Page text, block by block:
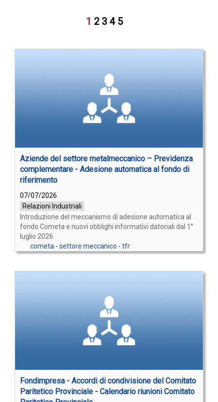
1 2 3 4 5
Aziende del settore metalmeccanico – Previdenza
complementare - Adesione automatica al fondo di
riferimento
07/07/2026
Relazioni Industriali
Introduzione del meccanismo di adesione automatica al
fondo Cometa e nuovi obblighi informativi datoriali dal 1°
luglio 2026
cometa- settore meccanico - tfr
Fondimpresa - Accordi di condivisione del Comitato
Paritetico Provinciale - Calendario riunioni Comitato